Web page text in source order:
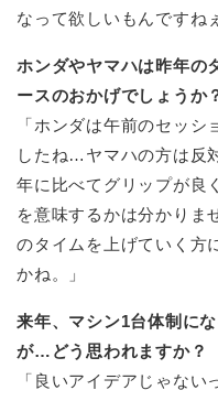
なって欲しいもんですね
ホンダやヤマハは昨年の
ースのおかげでしょうか
「ホンダは午前のセッ
したね…ヤマハの方は反
年に比べてグリップが良
を意味するかは分かりま
のタイムを上げていく方
かね。」
来年、マシン1台体制に
が…どう思われますか？
「良いアイデアじゃない